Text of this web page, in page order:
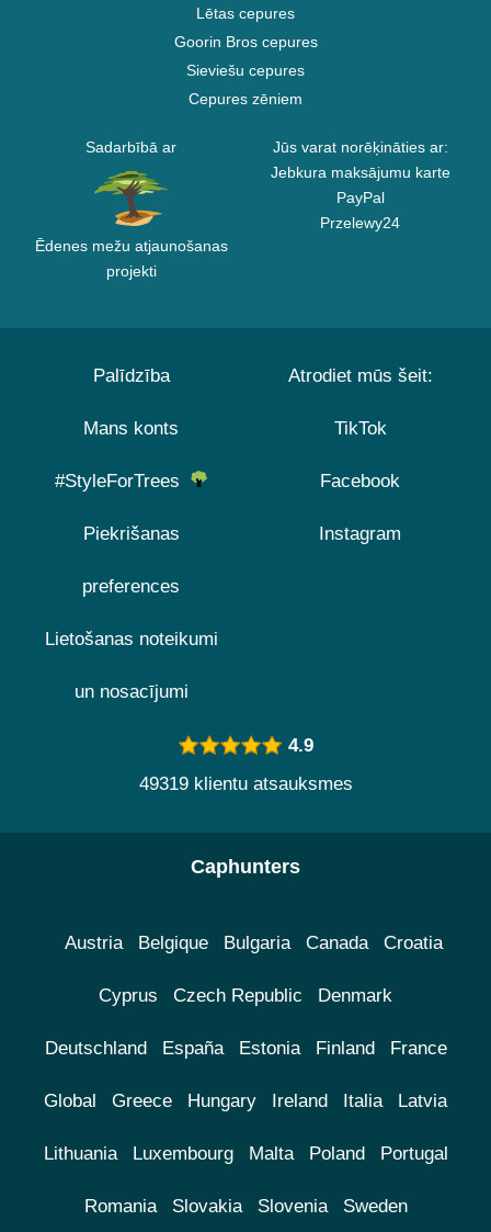
Lētas cepures
Goorin Bros cepures
Sieviešu cepures
Cepures zēniem
Sadarbībā ar
Ēdenes mežu atjaunošanas
projekti
Jūs varat norēķināties ar:
Jebkura maksājumu karte
PayPal
Przelewy24
Palīdzība
Mans konts
#StyleForTrees
Piekrišanas
preferences
Lietošanas noteikumi
un nosacījumi
Atrodiet mūs šeit:
TikTok
Facebook
Instagram
4.9
49319 klientu atsauksmes
Caphunters
Austria Belgique Bulgaria Canada Croatia
Cyprus Czech Republic Denmark
Deutschland España Estonia Finland France
Global Greece Hungary Ireland Italia Latvia
Lithuania Luxembourg Malta Poland Portugal
Romania Slovakia Slovenia Sweden